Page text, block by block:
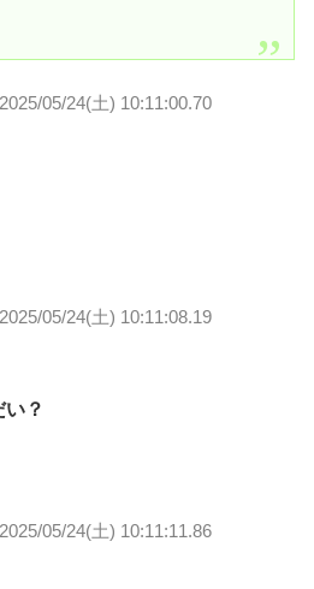
2025/05/24(土) 10:11:00.70
2025/05/24(土) 10:11:08.19
？
2025/05/24(土) 10:11:11.86